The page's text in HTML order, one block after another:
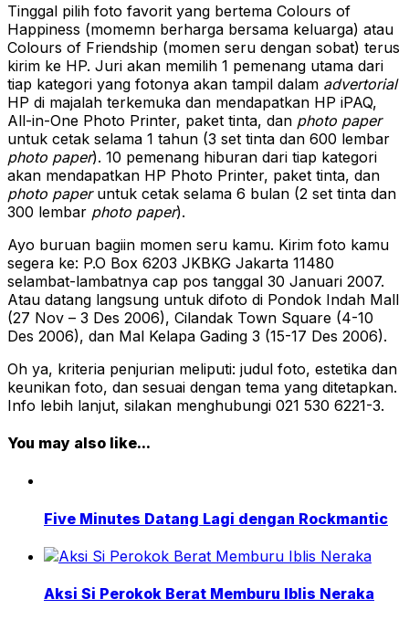
Tinggal pilih foto favorit yang bertema Colours of
Happiness (momemn berharga bersama keluarga) atau
Colours of Friendship (momen seru dengan sobat) terus
kirim ke HP. Juri akan memilih 1 pemenang utama dari
tiap kategori yang fotonya akan tampil dalam advertorial
HP di majalah terkemuka dan mendapatkan HP iPAQ,
All-in-One Photo Printer, paket tinta, dan photo paper
untuk cetak selama 1 tahun (3 set tinta dan 600 lembar
photo paper). 10 pemenang hiburan dari tiap kategori
akan mendapatkan HP Photo Printer, paket tinta, dan
photo paperuntuk cetak selama 6 bulan (2 set tinta dan
300 lembar photo paper).
Ayo buruan bagiin momen seru kamu. Kirim foto kamu
segera ke: P.O Box 6203 JKBKG Jakarta 11480
selambat-lambatnya cap pos tanggal 30 Januari 2007.
Atau datang langsung untuk difoto di Pondok Indah Mall
(27 Nov – 3 Des 2006), Cilandak Town Square (4-10
Des 2006), dan Mal Kelapa Gading 3 (15-17 Des 2006).
Oh ya, kriteria penjurian meliputi: judul foto, estetika dan
keunikan foto, dan sesuai dengan tema yang ditetapkan.
Info lebih lanjut, silakan menghubungi 021 530 6221-3.
You may also like...
Five Minutes Datang Lagi dengan Rockmantic
Aksi Si Perokok Berat Memburu Iblis Neraka